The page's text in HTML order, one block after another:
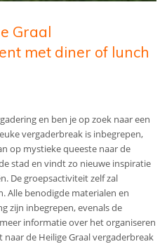
Graal
met diner of lunch
en ben je op zoek naar een
vergaderbreak is inbegrepen,
op mystieke queeste naar de
stad en vindt zo nieuwe inspiratie
De groepsactiviteit zelf zal
Alle benodigde materialen en
zijn inbegrepen, evenals de
informatie over het organiseren
de Heilige Graal vergaderbreak